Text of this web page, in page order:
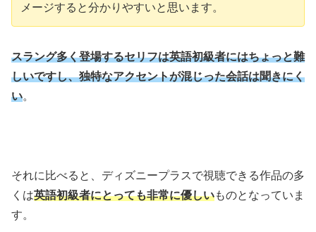
メージすると分かりやすいと思います。
スラング多く登場するセリフは英語初級者にはちょっと難
しいですし、独特なアクセントが混じった会話は聞きにく
い。
それに比べると、ディズニープラスで視聴できる作品の多
くは英語初級者にとっても非常に優しいものとなっていま
す。